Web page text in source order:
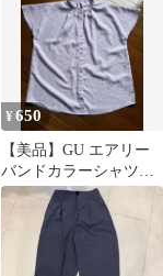
¥650
【美品】GU エアリー
バンドカラーシャツ
パープル